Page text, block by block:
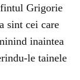
Grigorie
sint cei care
inaintea
le tainele